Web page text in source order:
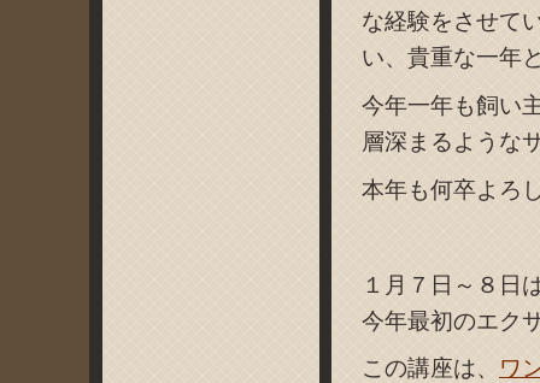
な経験をさせて
い、貴重な一年
今年一年も飼い
層深まるような
本年も何卒よろ
１月７日～８日
今年最初のエク
この講座は、 ワ